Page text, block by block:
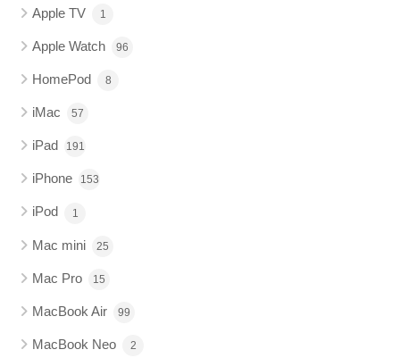
Apple TV 1
Apple Watch 96
HomePod 8
iMac 57
iPad 191
iPhone 153
iPod 1
Mac mini 25
Mac Pro 15
MacBook Air 99
MacBook Neo 2